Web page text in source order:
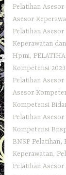
Pelatihan Asesor
Asesor
Pelatihan
Keperawatan
Hpmi,
Kompetensi 2023
Pelatihan
Asesor
Kompetensi
Pelatihan
Kompetensi
BNSP Pelatihan,
Keperawatan,
Pelatihan